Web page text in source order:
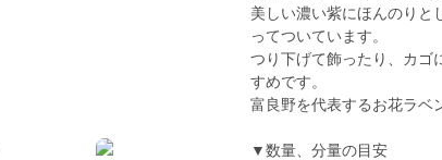
美しい濃い紫にほんのりと
ってついています。
つり下げて飾ったり、カゴ
すめです。
富良野を代表するお花ラベ
▼数量、分量の目安